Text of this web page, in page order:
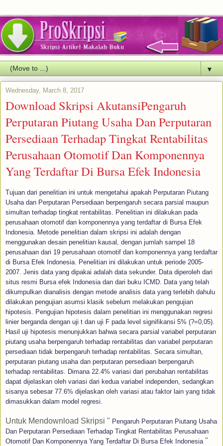
▼
Wednesday, March 8, 2017
Download Skripsi AkutansiPengaruh
Perputaran Piutang Usaha Dan Perputaran
Persediaan Terhadap Tingkat Rentabilitas
Perusahaan Otomotif Dan Komponennya
Yang Terdaftar Di Bursa Efek Indonesia
Tujuan dari penelitian ini untuk mengetahui apakah Perputaran Piutang
Usaha dan Perputaran Persediaan berpengaruh secara parsial maupun
simultan terhadap tingkat rentabilitas. Penelitian ini dilakukan pada
perusahaan otomotif dan komponennya yang terdaftar di Bursa Efek
Indonesia. Metode penelitian dalam skripsi ini adalah dengan
menggunakan desain penelitian kausal, dengan jumlah sampel 18
perusahaan dari 19 perusahaan otomotif dan komponennya yang terdaftar
di Bursa Efek Indonesia. Penelitian ini dilakukan untuk periode 2005-
2007. Jenis data yang dipakai adalah data sekunder. Data diperoleh dari
situs resmi Bursa efek Indonesia dan dari buku ICMD. Data yang telah
dikumpulkan dianalisis dengan metode analisis data yang terlebih dahulu
dilakukan pengujian asumsi klasik sebelum melakukan pengujian
hipotesis. Pengujian hipotesis dalam penelitian ini menggunakan regresi
linier berganda dengan uji t dan uji F pada level signifikansi 5% (?=0,05).
Hasil uji hipotesis menunjukkan bahwa secara parsial variabel perputaran
piutang usaha berpengaruh terhadap rentabilitas dan variabel perputaran
persediaan tidak berpengaruh terhadap rentabilitas. Secara simultan,
perputaran piutang usaha dan perputaran persediaan berpengaruh
terhadap rentabilitas. Dimana 22.4% variasi dari perubahan rentabilitas
dapat dijelaskan oleh variasi dari kedua variabel independen, sedangkan
sisanya sebesar 77.6% dijelaskan oleh variasi atau faktor lain yang tidak
dimasukkan dalam model regresi.
Untuk Mendownload Skripsi " Pengaruh Perputaran Piutang Usaha
Dan Perputaran Persediaan Terhadap Tingkat Rentabilitas Perusahaan
Otomotif Dan Komponennya Yang Terdaftar Di Bursa Efek Indonesia "